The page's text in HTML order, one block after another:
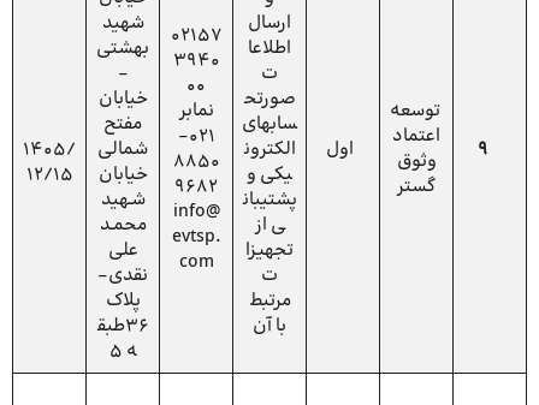
9
توسعه
اعتماد
وثوق
گستر
اول
ارسال
اطلاعا
ت
صورتح
سابهای
الکترون
یکی و
پشتیبان
ی از
تجهیزا
ت
مرتبط
با آن
02157
3940
00
نمابر
021-
8850
9682
info@
evtsp.
com
شهید
بهشتی
-
خیابان
مفتح
شمالی
خیابان
شـهید
محمـد
علی
نقدی-
پلاک
36طبق
ه 5
1405/
12/15